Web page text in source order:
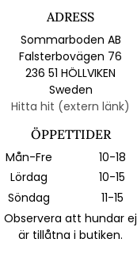
ADRESS
Sommarboden AB
Falsterbovägen 76
236 51 HÖLLVIKEN
Sweden
Hitta hit (extern länk)
ÖPPETTIDER
Mån-Fre
10-18
Lördag
10-15
Söndag
11-15
Observera att hundar ej
är tillåtna i butiken.